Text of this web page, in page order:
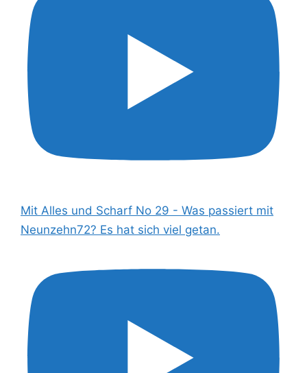
Mit Alles und Scharf No 29 - Was passiert mit
Neunzehn72? Es hat sich viel getan.